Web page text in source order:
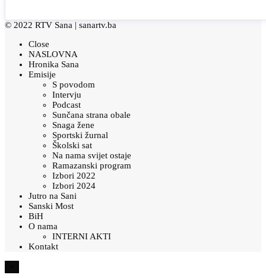
© 2022 RTV Sana | sanartv.ba
Close
NASLOVNA
Hronika Sana
Emisije
S povodom
Intervju
Podcast
Sunčana strana obale
Snaga žene
Sportski žurnal
Školski sat
Na nama svijet ostaje
Ramazanski program
Izbori 2022
Izbori 2024
Jutro na Sani
Sanski Most
BiH
O nama
INTERNI AKTI
Kontakt